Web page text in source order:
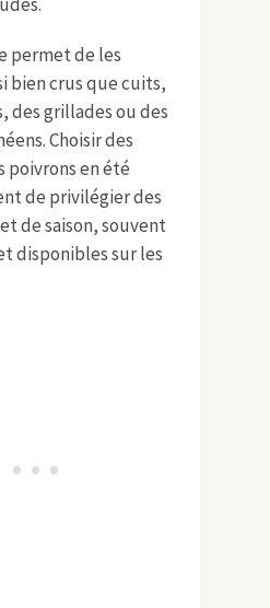
permet de les
bien crus que cuits,
des grillades ou des
Choisir des
poivrons en été
de privilégier des
de saison, souvent
disponibles sur les